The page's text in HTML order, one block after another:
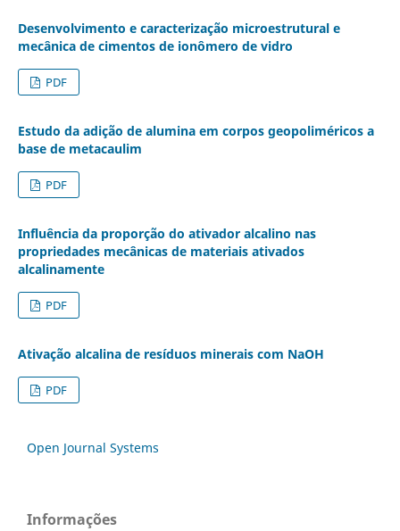
Desenvolvimento e caracterização microestrutural e
mecânica de cimentos de ionômero de vidro
PDF
Estudo da adição de alumina em corpos geopoliméricos a
base de metacaulim
PDF
Influência da proporção do ativador alcalino nas
propriedades mecânicas de materiais ativados
alcalinamente
PDF
Ativação alcalina de resíduos minerais com NaOH
PDF
Open Journal Systems
Informações